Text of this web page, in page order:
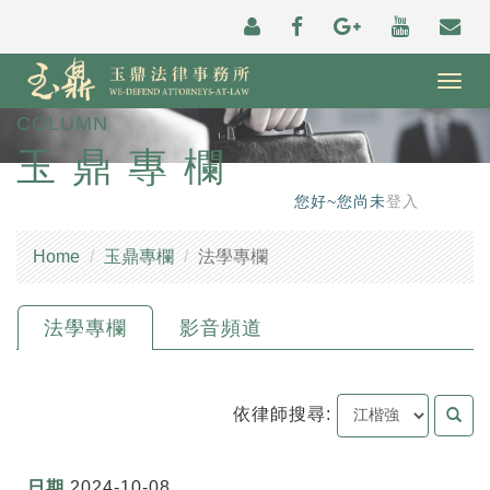
COLUMN
玉鼎專欄
您好~您尚未登入
Home 玉鼎專欄 法學專欄
法學專欄 影音頻道
依律師搜尋: